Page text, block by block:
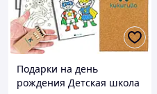
Подарки на день
рождения Детская школа